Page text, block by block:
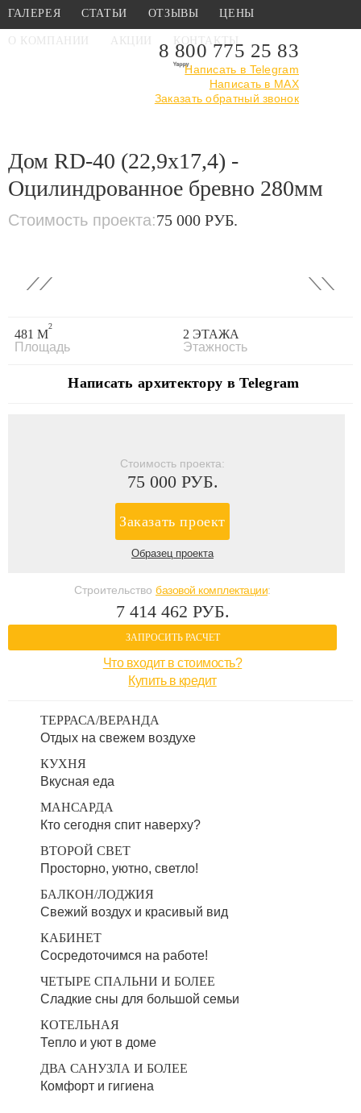
ГАЛЕРЕЯ СТАТЬИ ОТЗЫВЫ ЦЕНЫ
О КОМПАНИИ АКЦИИ КОНТАКТЫ
8 800 775 25 83
Написать в Telegram
Написать в MAX
Заказать обратный звонок
Проекты деревянных домов ›
Дом RD-40
Дом RD-40 (22,9x17,4) -
Оцилиндрованное бревно 280мм
Стоимость проекта:75 000 РУБ.
‹ ›
481 М
2
Площадь
2 ЭТАЖА
Этажность
Написать архитектору в Telegram
Стоимость проекта:
75 000 РУБ.
Заказать проект
Образец проекта
Строительство базовой комплектации:
7 414 462 РУБ.
ЗАПРОСИТЬ РАСЧЕТ
Что входит в стоимость?
Купить в кредит
ТЕРРАСА/ВЕРАНДА
Отдых на свежем воздухе
КУХНЯ
Вкусная еда
МАНСАРДА
Кто сегодня спит наверху?
ВТОРОЙ СВЕТ
Просторно, уютно, светло!
БАЛКОН/ЛОДЖИЯ
Свежий воздух и красивый вид
КАБИНЕТ
Сосредоточимся на работе!
ЧЕТЫРЕ СПАЛЬНИ И БОЛЕЕ
Сладкие сны для большой семьи
КОТЕЛЬНАЯ
Тепло и уют в доме
ДВА САНУЗЛА И БОЛЕЕ
Комфорт и гигиена